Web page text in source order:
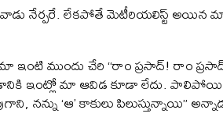
నేర్పరే. లేకపోతే మెటీరియలిస్ట్ అయిన
ముందు చేరి “రాం ప్రసాద్! రాం
ఇంట్లో మా ఆవిడ కూడా లేదు.
నన్ను ‘ఆ’ కాకులు పిలుస్తున్నాయి”